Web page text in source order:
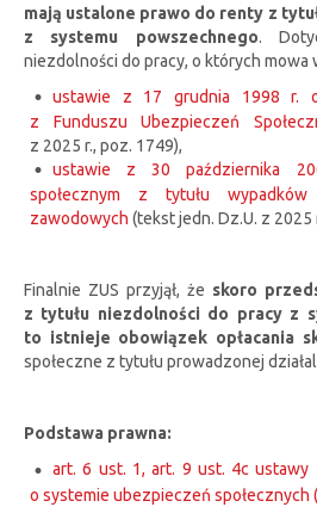
mają ustalone prawo do renty z
z systemu powszechnego.
niezdolności do pracy, o których mowa
ustawie z 17 grudnia 1998 r.
z Funduszu Ubezpieczeń
z 2025 r., poz. 1749),
ustawie z 30 października
społecznym z tytułu
zawodowych (tekst jedn. Dz.U. z 2025
Finalnie ZUS przyjął, że skoro
z tytułu niezdolności do pracy z
to istnieje obowiązek opłacania
społeczne z tytułu prowadzonej
Podstawa prawna:
art. 6 ust. 1, art. 9 ust. 4c ustawy
o systemie ubezpieczeń społecznych